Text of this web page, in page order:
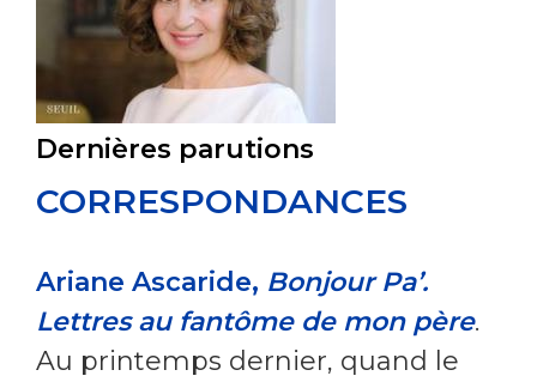
Dernières parutions
CORRESPONDANCES
Ariane Ascaride, Bonjour Pa’.
Lettres au fantôme de mon père.
Au printemps dernier, quand le